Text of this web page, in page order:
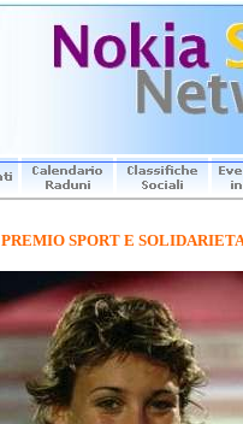
PREMIO SPORT E